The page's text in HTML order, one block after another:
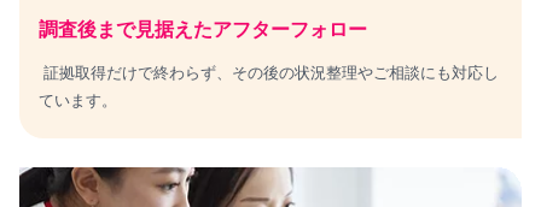
調査後まで見据えたアフターフォロー
証拠取得だけで終わらず、その後の状況整理やご相談にも対応し
ています。